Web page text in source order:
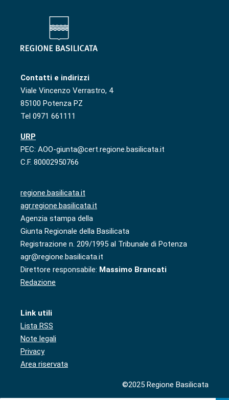
Contatti e indirizzi
Viale Vincenzo Verrastro, 4
85100 Potenza PZ
Tel 0971 661111
URP
PEC: AOO-giunta@cert.regione.basilicata.it
C.F. 80002950766
regione.basilicata.it
agr.regione.basilicata.it
Agenzia stampa della
Giunta Regionale della Basilicata
Registrazione n. 209/1995 al Tribunale di Potenza
agr@regione.basilicata.it
Direttore responsabile: Massimo Brancati
Redazione
Link utili
Lista RSS
Note legali
Privacy
Area riservata
©2025 Regione Basilicata